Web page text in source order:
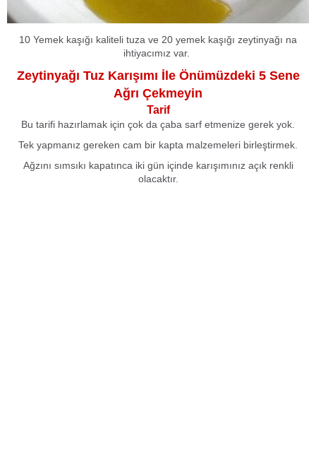
10 Yemek kaşığı kaliteli tuza ve 20 yemek kaşığı zeytinyağı na
ihtiyacımız var.
Zeytinyağı Tuz Karışımı İle Önümüzdeki 5 Sene
Ağrı Çekmeyin
Tarif
Bu tarifi hazırlamak için çok da çaba sarf etmenize gerek yok.
Tek yapmanız gereken cam bir kapta malzemeleri birleştirmek.
Ağzını sımsıkı kapatınca iki gün içinde karışımınız açık renkli
olacaktır.